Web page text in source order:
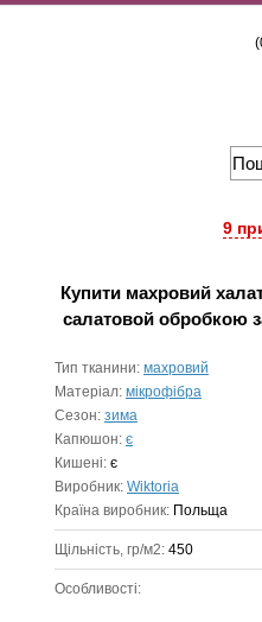
9
Купити махровий
салатовой обробкою
Тип тканини: махровий
Матеріал: мікрофібра
Сезон: зима
Капюшон: є
Кишені: є
Виробник: Wiktoria
Країна виробник: Польща
Щільність, гр/м2: 450
Особливості: